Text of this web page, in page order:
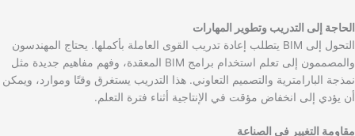
الحاجة إلى التدريب وتطوير المهارات
التحول إلى BIM يتطلب إعادة تدريب القوى العاملة بأكملها. يحتاج المهندسون
والمصممون إلى تعلم استخدام برامج BIM المعقدة، وفهم مفاهيم جديدة مثل
نمذجة البارامترية والتصميم التعاوني. هذا التدريب يستغرق وقتًا وموارد، ويمكن
أن يؤدي إلى انخفاض مؤقت في الإنتاجية أثناء فترة التعلم.
مقاومة التغيير في الصناعة